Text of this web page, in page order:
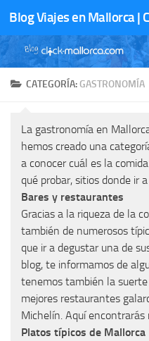
Saltar al contenido
Blog Viajes en Mallorca |
CATEGORÍA: GASTRONOMÍA
La gastronomía en
hemos creado una
a conocer cuál es la
qué probar, sitios donde ir
Bares y restaurantes
Gracias a la riqueza de la
también de numerosos
que ir a degustar una de
blog, te informamos de
tenemos también la
mejores restaurantes
Michelín. Aquí encontrarás
Platos típicos de Mallorca